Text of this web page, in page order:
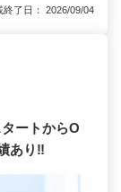
了日： 2026/09/04
ートからO
あり‼